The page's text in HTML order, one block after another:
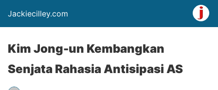
Jackiecilley.com
Kim Jong-un Kembangkan
Senjata Rahasia Antisipasi AS